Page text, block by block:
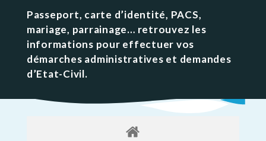
Passeport, carte d’identité, PACS,
mariage, parrainage… retrouvez les
informations pour effectuer vos
démarches administratives et demandes
d’Etat-Civil.